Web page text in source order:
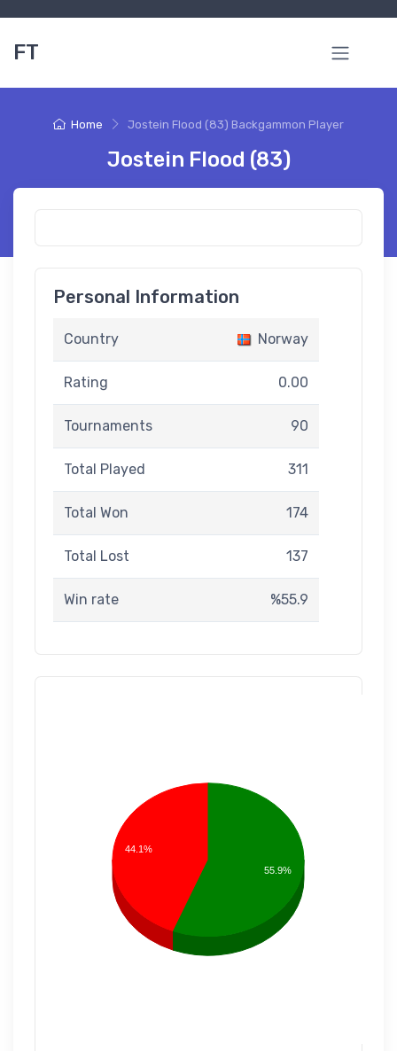
FT
Home Jostein Flood (83) Backgammon Player
Jostein Flood (83)
Personal Information
Country Norway
Rating 0.00
Tournaments 90
Total Played 311
Total Won 174
Total Lost 137
Win rate %55.9
44.1%
55.9%